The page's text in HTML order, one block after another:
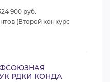
900 руб.
(Второй конкурс
РДКИ КОНДА